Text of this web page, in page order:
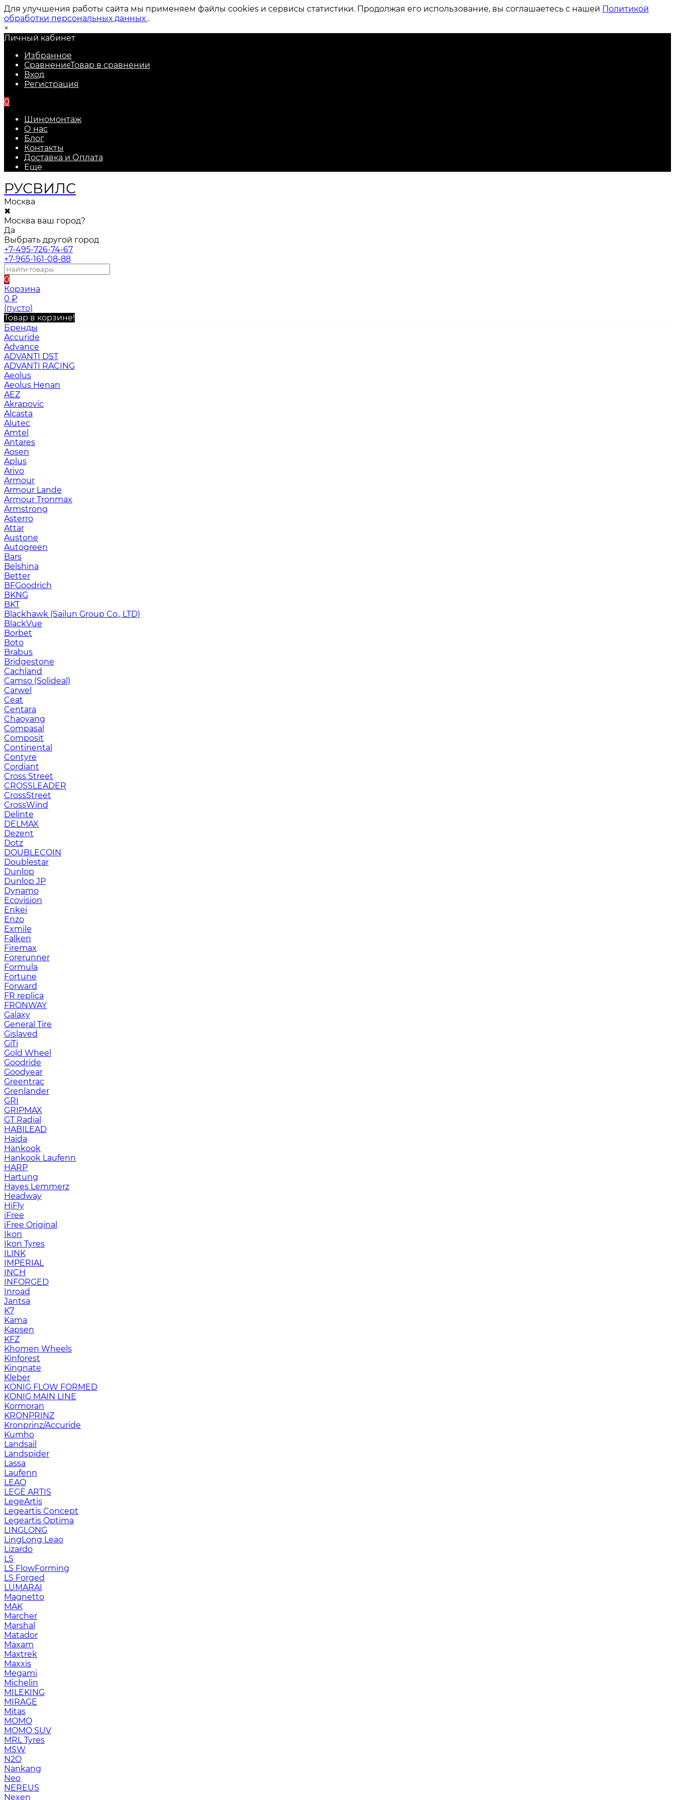
Для улучшения работы сайта мы применяем файлы cookies и сервисы статистики. Продолжая его использование, вы соглашаетесь с нашей Политикой
обработки персональных данных .
×
Личный кабинет
Избранное
СравнениеТовар в сравнении
Вход
Регистрация
0
Шиномонтаж
О нас
Блог
Контакты
Доставка и Оплата
Еще
РУСВИЛС
Москва
✖
Москва ваш город?
Да
Выбрать другой город
+7-495-726-74-67
+7-965-161-08-88
0
Корзина
0 ₽
(пусто)
Товар в корзине!
Бренды
Accuride
Advance
ADVANTI DST
ADVANTI RACING
Aeolus
Aeolus Henan
AEZ
Akrapovic
Alcasta
Alutec
Amtel
Antares
Aosen
Aplus
Arivo
Armour
Armour Lande
Armour Tronmax
Armstrong
Asterro
Attar
Austone
Autogreen
Bars
Belshina
Better
BFGoodrich
BKNG
BKT
Blackhawk (Sailun Group Co., LTD)
BlackVue
Borbet
Boto
Brabus
Bridgestone
Cachland
Camso (Solideal)
Carwel
Ceat
Centara
Chaoyang
Compasal
Composit
Continental
Contyre
Cordiant
Cross Street
CROSSLEADER
CrossStreet
CrossWind
Delinte
DELMAX
Dezent
Dotz
DOUBLECOIN
Doublestar
Dunlop
Dunlop JP
Dynamo
Ecovision
Enkei
Enzo
Exmile
Falken
Firemax
Forerunner
Formula
Fortune
Forward
FR replica
FRONWAY
Galaxy
General Tire
Gislaved
GiTi
Gold Wheel
Goodride
Goodyear
Greentrac
Grenlander
GRI
GRIPMAX
GT Radial
HABILEAD
Haida
Hankook
Hankook Laufenn
HARP
Hartung
Hayes Lemmerz
Headway
HiFly
iFree
iFree Original
Ikon
Ikon Tyres
ILINK
IMPERIAL
INCH
INFORGED
Inroad
Jantsa
K7
Kama
Kapsen
KFZ
Khomen Wheels
Kinforest
Kingnate
Kleber
KONIG FLOW FORMED
KONIG MAIN LINE
Kormoran
KRONPRINZ
Kronprinz/Accuride
Kumho
Landsail
Landspider
Lassa
Laufenn
LEAO
LEGE ARTIS
LegeArtis
Legeartis Concept
Legeartis Optima
LINGLONG
LingLong Leao
Lizardo
LS
LS FlowForming
LS Forged
LUMARAI
Magnetto
MAK
Marcher
Marshal
Matador
Maxam
Maxtrek
Maxxis
Megami
Michelin
MILEKING
MIRAGE
Mitas
MOMO
MOMO SUV
MRL Tyres
MSW
N2O
Nankang
Neo
NEREUS
Nexen